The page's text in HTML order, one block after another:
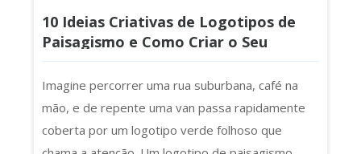
10 Ideias Criativas de Logotipos de
Paisagismo e Como Criar o Seu
Próprio
Imagine percorrer uma rua suburbana, café na
mão, e de repente uma van passa rapidamente
coberta por um logotipo verde folhoso que